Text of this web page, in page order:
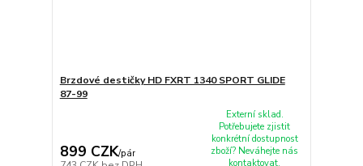
Brzdové destičky HD FXRT 1340 SPORT GLIDE
87-99
899 CZK/pár
Externí sklad.
Potřebujete zjistit
konkrétní dostupnost
zboží? Neváhejte nás
kontaktovat.